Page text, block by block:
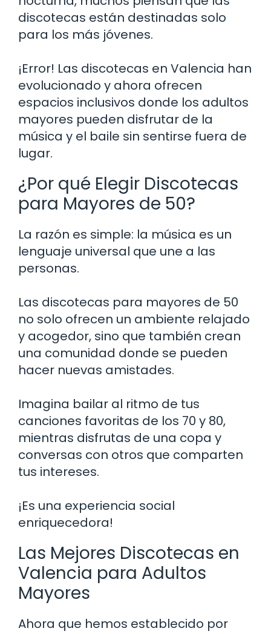
discotecas están destinadas solo
para los más jóvenes.
¡Error! Las discotecas en Valencia han
evolucionado y ahora ofrecen
espacios inclusivos donde los adultos
mayores pueden disfrutar de la
música y el baile sin sentirse fuera de
lugar.
¿Por qué Elegir Discotecas
para Mayores de 50?
La razón es simple: la música es un
lenguaje universal que une a las
personas.
Las discotecas para mayores de 50
no solo ofrecen un ambiente relajado
y acogedor, sino que también crean
una comunidad donde se pueden
hacer nuevas amistades.
Imagina bailar al ritmo de tus
canciones favoritas de los 70 y 80,
mientras disfrutas de una copa y
conversas con otros que comparten
tus intereses.
¡Es una experiencia social
enriquecedora!
Las Mejores Discotecas en
Valencia para Adultos
Mayores
Ahora que hemos establecido por